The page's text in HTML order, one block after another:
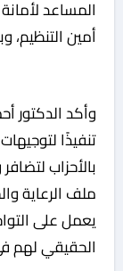
المساعد
أمين التنظيم،
وأكد الدكتور
تنفيذًا
بالأحزاب
ملف الرعاية
يعمل على
الحقيقي لهم